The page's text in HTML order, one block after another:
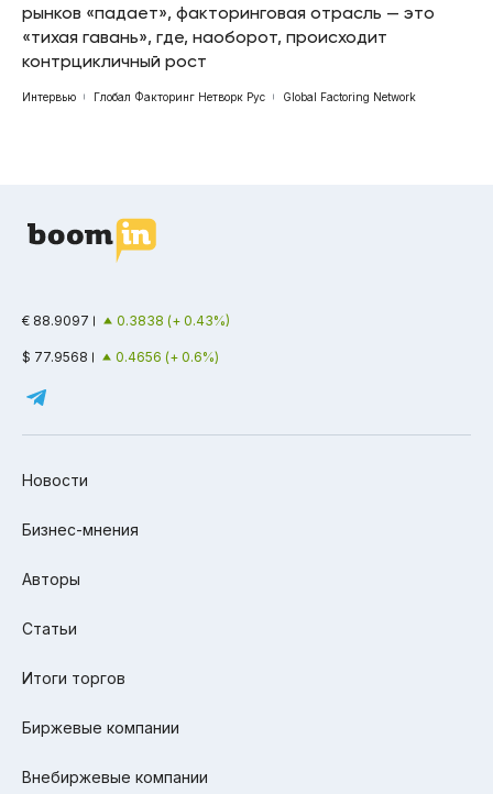
рынков «падает», факторинговая отрасль — это
«тихая гавань», где, наоборот, происходит
контрцикличный рост
Интервью Глобал Факторинг Нетворк Рус Global Factoring Network
€ 88.9097 0.3838 (+ 0.43%)
$ 77.9568 0.4656 (+ 0.6%)
Новости
Бизнес-мнения
Авторы
Статьи
Итоги торгов
Биржевые компании
Внебиржевые компании